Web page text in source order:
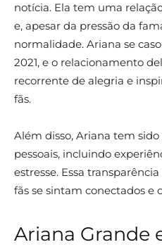
notícia. Ela tem uma
e, apesar da pressão da
normalidade. Ariana se
2021, e o relacionamento
recorrente de alegria e
fãs.
Além disso, Ariana tem
pessoais, incluindo
estresse. Essa
fãs se sintam conectados e
Ariana Grande